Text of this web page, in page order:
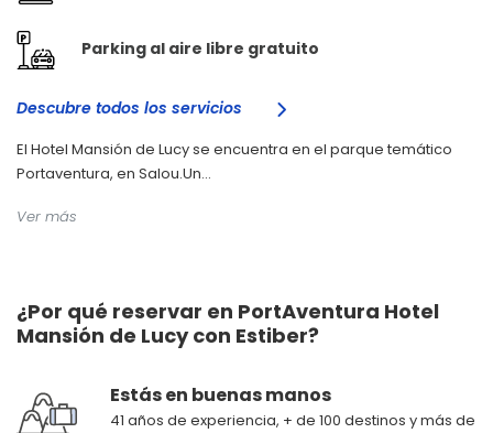
Parking al aire libre gratuito
Descubre todos los servicios
El Hotel Mansión de Lucy se encuentra en el parque temático
Portaventura, en Salou.Un...
Ver más
¿Por qué reservar en PortAventura Hotel
Mansión de Lucy con Estiber?
Estás en buenas manos
41 años de experiencia, + de 100 destinos y más de